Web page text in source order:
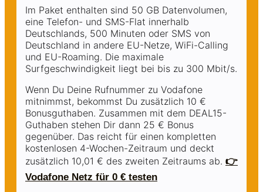
Im Paket enthalten sind 50 GB Datenvolumen,
eine Telefon- und SMS-Flat innerhalb
Deutschlands, 500 Minuten oder SMS von
Deutschland in andere EU-Netze, WiFi-Calling
und EU-Roaming. Die maximale
Surfgeschwindigkeit liegt bei bis zu 300 Mbit/s.
Wenn Du Deine Rufnummer zu Vodafone
mitnimmst, bekommst Du zusätzlich 10 €
Bonusguthaben. Zusammen mit dem DEAL15-
Guthaben stehen Dir dann 25 € Bonus
gegenüber. Das reicht für einen kompletten
kostenlosen 4-Wochen-Zeitraum und deckt
zusätzlich 10,01 € des zweiten Zeitraums ab. 👉
Vodafone Netz für 0 € testen